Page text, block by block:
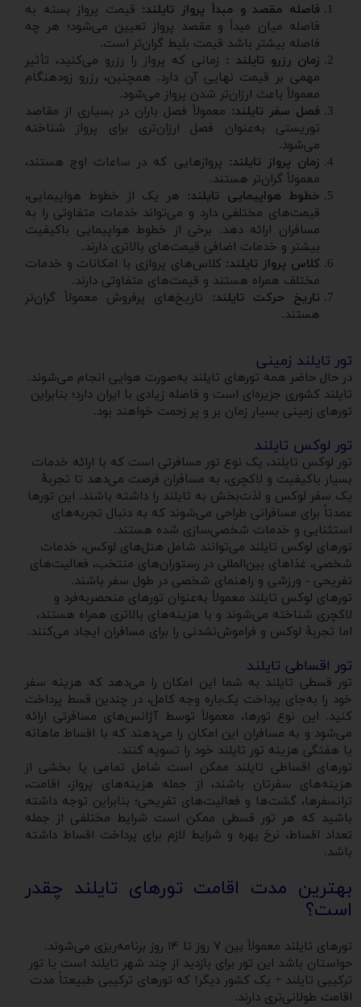
فاصله مقصد و مبدأ پرواز تایلند: قیمت پرواز بسته به
فاصله میان مبدأ و مقصد پرواز تعیین می‌شود؛ هر چه
فاصله بیشتر باشد قیمت بلیط گران‌تر است.
زمان رزرو تایلند : زمانی که پرواز را رزرو می‌کنید، تأثیر
مهمی بر قیمت نهایی آن دارد. همچنین، رزرو زودهنگام
معمولاً باعث ارزان‌تر شدن پرواز می‌شود.
فصل سفر تایلند: معمولاً فصل باران در بسیاری از مقاصد
توریستی به‌عنوان فصل ارزان‌تری برای پرواز شناخته
می‌شود.
زمان پرواز تایلند: پروازهایی که در ساعات اوج هستند،
معمولاً گران‌تر هستند.
خطوط هواپیمایی تایلند: هر یک از خطوط هواپیمایی،
قیمت‌های مختلفی دارد و می‌تواند خدمات متفاوتی را به
مسافران ارائه دهد. برخی از خطوط هواپیمایی باکیفیت
بیشتر و خدمات اضافی قیمت‌های بالاتری دارند.
کلاس پرواز تایلند: کلاس‌های پروازی با امکانات و خدمات
مختلف همراه هستند و قیمت‌های متفاوتی دارند.
تاریخ حرکت تایلند: تاریخ‌های پرفروش معمولاً گران‌تر
هستند.
تور تایلند زمینی
در حال حاضر همه تورهای تایلند به‌صورت هوایی انجام می‌شوند.
تایلند کشوری جزیره‌ای است و فاصله زیادی با ایران دارد؛ بنابراین
تورهای زمینی بسیار زمان بر و پر زحمت خواهند بود.
تور لوکس تایلند
تور لوکس تایلند، یک نوع تور مسافرتی است که با ارائه خدمات
بسیار باکیفیت و لاکچری، به مسافران فرصت می‌دهد تا تجربهٔ
یک سفر لوکس و لذت‌بخش به تایلند را داشته باشند. این تورها
عمدتاً برای مسافرانی طراحی می‌شوند که به دنبال تجربه‌های
استثنایی و خدمات شخصی‌سازی شده هستند.
تورهای لوکس تایلند می‌توانند شامل هتل‌های لوکس، خدمات
شخصی، غذاهای بین‌المللی در رستوران‌های منتخب، فعالیت‌های
تفریحی - ورزشی و راهنمای شخصی در طول سفر باشند.
تورهای لوکس تایلند معمولاً به‌عنوان تورهای منحصربه‌فرد و
لاکچری شناخته می‌شوند و با هزینه‌های بالاتری همراه هستند،
اما تجربهٔ لوکس و فراموش‌نشدنی را برای مسافران ایجاد می‌کنند.
تور اقساطی تایلند
تور قسطی تایلند به شما این امکان را می‌دهد که هزینه سفر
خود را به‌جای پرداخت یک‌باره وجه کامل، در چندین قسط پرداخت
کنید. این نوع تورها، معمولاً توسط آژانس‌های مسافرتی ارائه
می‌شود و به مسافران این امکان را می‌دهند که با اقساط ماهانه
یا هفتگی هزینه تور تایلند خود را تسویه کنند.
تورهای اقساطی تایلند ممکن است شامل تمامی یا بخشی از
هزینه‌های سفرتان باشند، از جمله هزینه‌های پرواز، اقامت،
ترانسفرها، گشت‌ها و فعالیت‌های تفریحی؛ بنابراین توجه داشته
باشید که هر تور قسطی ممکن است شرایط مختلفی از جمله
تعداد اقساط، نرخ بهره و شرایط لازم برای پرداخت اقساط داشته
باشد.
بهترین مدت اقامت تورهای تایلند چقدر
است؟
تورهای تایلند معمولاً بین ۷ روز تا ۱۴ روز برنامه‌ریزی می‌شوند.
حواستان باشد این تور برای بازدید از چند شهر تایلند است یا تور
ترکیبی تایلند + یک کشور دیگر! که تورهای ترکیبی طبیعتاً مدت
اقامت طولانی‌تری دارند.